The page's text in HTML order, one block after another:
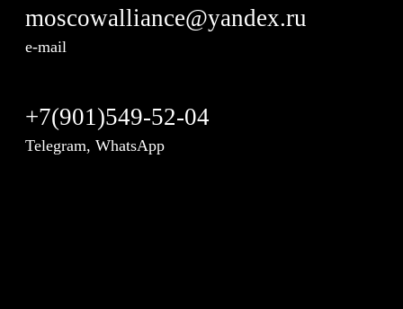
moscowalliance@yandex.ru
e-mail
+7(901)549-52-04
Telegram, WhatsApp